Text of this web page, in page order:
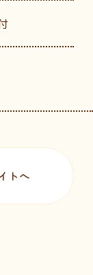
トへ